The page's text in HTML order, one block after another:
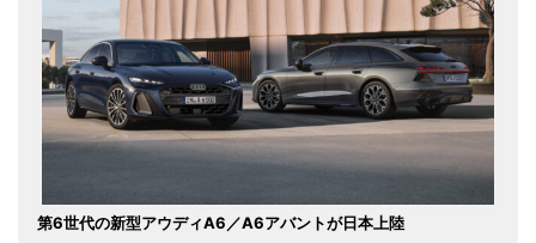
第6世代の新型アウディA6／A6アバントが日本上陸